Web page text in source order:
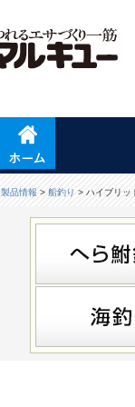
製品情報 > 船釣り > ハイブリッ